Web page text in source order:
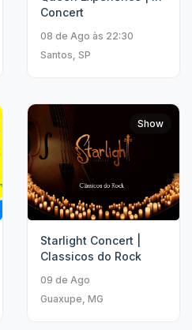
Concert
08 de Ago às 22:30
Santos, SP
Show
Starlight Concert |
Classicos do Rock
09 de Ago
Guaxupe, MG